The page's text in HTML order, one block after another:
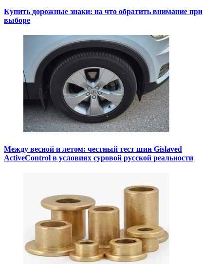
Купить дорожные знаки: на что обратить внимание при
выборе
Между весной и летом: честный тест шин Gislaved
ActiveControl в условиях суровой русской реальности